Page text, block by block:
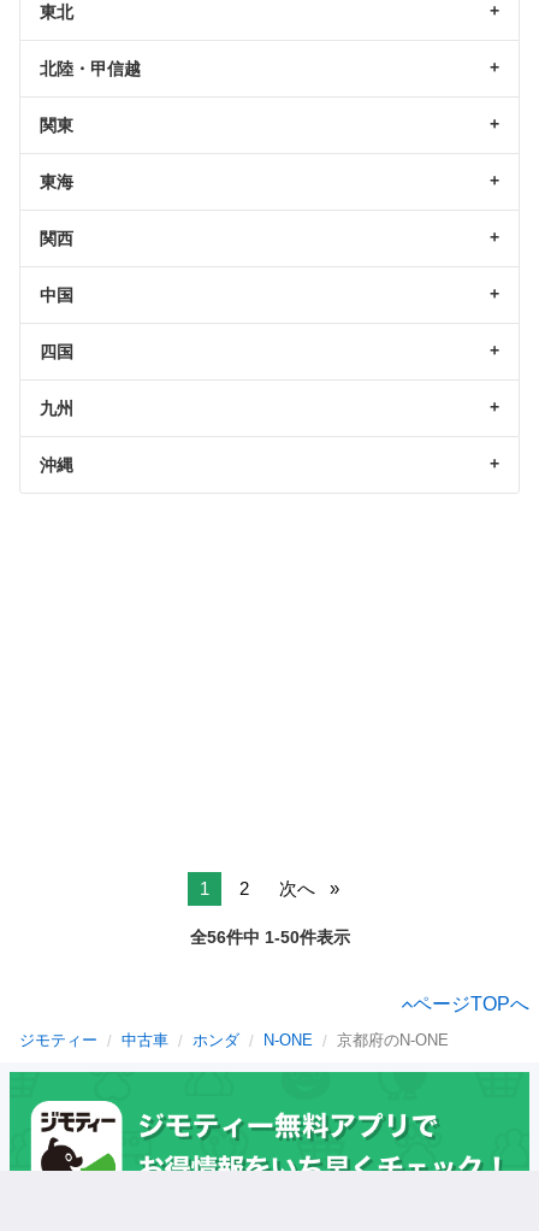
東北
北陸・甲信越
関東
東海
関西
中国
四国
九州
沖縄
1 2 次へ
全56件中 1-50件表示
ページTOPへ
ジモティー 中古車 ホンダ N-ONE 京都府のN-ONE